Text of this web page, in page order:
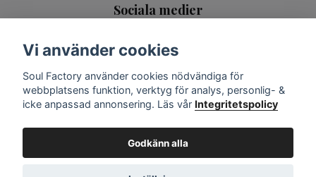
Sociala medier
Vi använder cookies
Soul Factory använder cookies nödvändiga för
webbplatsens funktion, verktyg för analys, personlig- &
icke anpassad annonsering. Läs vår Integritetspolicy
Godkänn alla